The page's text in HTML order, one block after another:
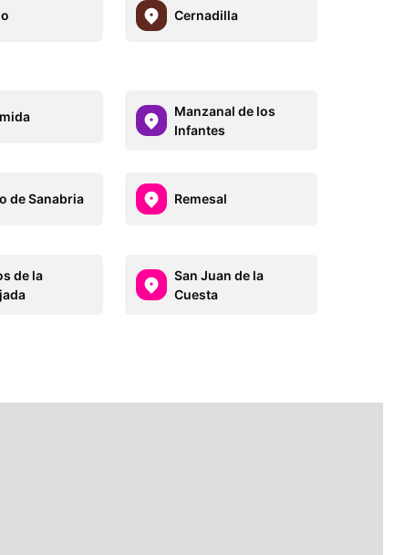
Cernadilla
Manzanal de los
Infantes
de Sanabria Remesal
de la
San Juan de la
Cuesta